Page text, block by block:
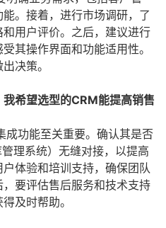
。接着，进行市场调研，了
用户评价。之后，建议进行
其操作界面和功能适用性。
决策。
希望选型的CRM能提高销售
成功能至关重要。确认其是否
理系统）无缝对接，以提高
体验和培训支持，确保团队
要评估售后服务和技术支持
及时帮助。